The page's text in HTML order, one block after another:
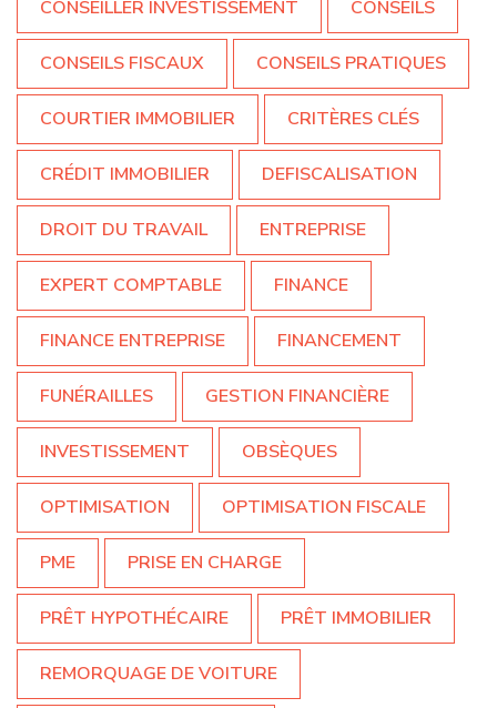
CONSEILLER INVESTISSEMENT CONSEILS
CONSEILS FISCAUX CONSEILS PRATIQUES
COURTIER IMMOBILIER CRITÈRES CLÉS
CRÉDIT IMMOBILIER DEFISCALISATION
DROIT DU TRAVAIL ENTREPRISE
EXPERT COMPTABLE FINANCE
FINANCE ENTREPRISE FINANCEMENT
FUNÉRAILLES GESTION FINANCIÈRE
INVESTISSEMENT OBSÈQUES
OPTIMISATION OPTIMISATION FISCALE
PME PRISE EN CHARGE
PRÊT HYPOTHÉCAIRE PRÊT IMMOBILIER
REMORQUAGE DE VOITURE